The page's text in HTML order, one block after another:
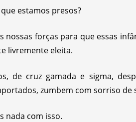
estamos presos?
nossas forças para que essas
livremente eleita.
de cruz gamada e sigma,
zumbem com sorriso de
nada com isso.